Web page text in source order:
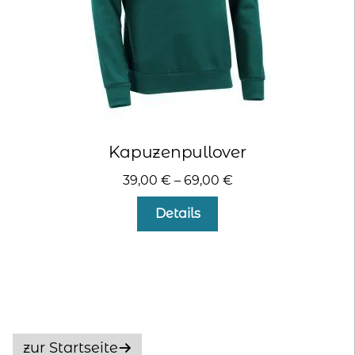
gewählt
werden
Kapuzenpullover
39,00 € – 69,00 €
Details
zur Startseite